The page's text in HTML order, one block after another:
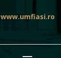
www.umfiasi.ro